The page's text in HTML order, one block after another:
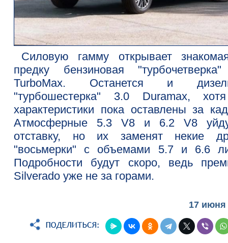
Силовую гамму открывает
предку бензиновая
TurboMax. Останется и
"турбошестерка" 3.0 Duramax,
характеристики пока оставлены за
Атмосферные 5.3 V8 и 6.2 V8
отставку, но их заменят некие
"восьмерки" с объемами 5.7 и 6.6
Подробности будут скоро, ведь
Silverado уже не за горами.
17 июня